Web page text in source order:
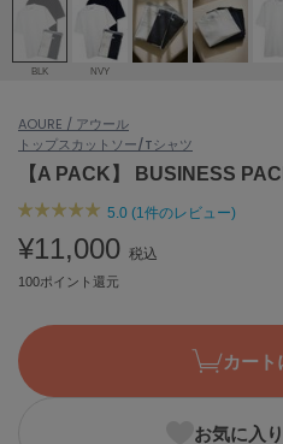
ェア (121)
(124)
ánuans
アニュアンス
アンヌーク
ASICS
Ballelite
BANDOLIER
バンドリヤー
BLK NVY
AOURE / アウール
トップスカットソー/Tシャツ
【A PACK】 BUSINESS
5.0 (1件のレビュー)
¥11,000 税込
100ポイント還元
カート
お気に入